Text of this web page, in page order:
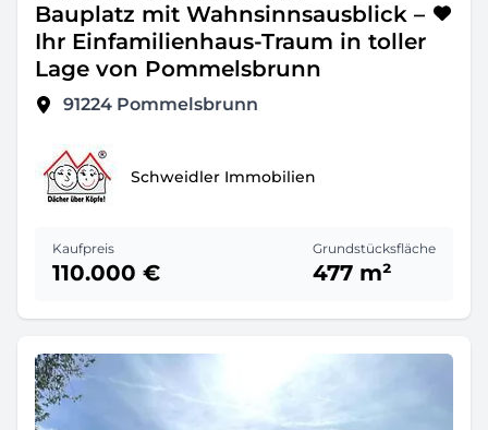
Bauplatz mit Wahnsinnsausblick –
Ihr Einfamilienhaus-Traum in toller
Lage von Pommelsbrunn
91224 Pommelsbrunn
Schweidler Immobilien
Kaufpreis
110.000 €
Grundstücksfläche
477 m²